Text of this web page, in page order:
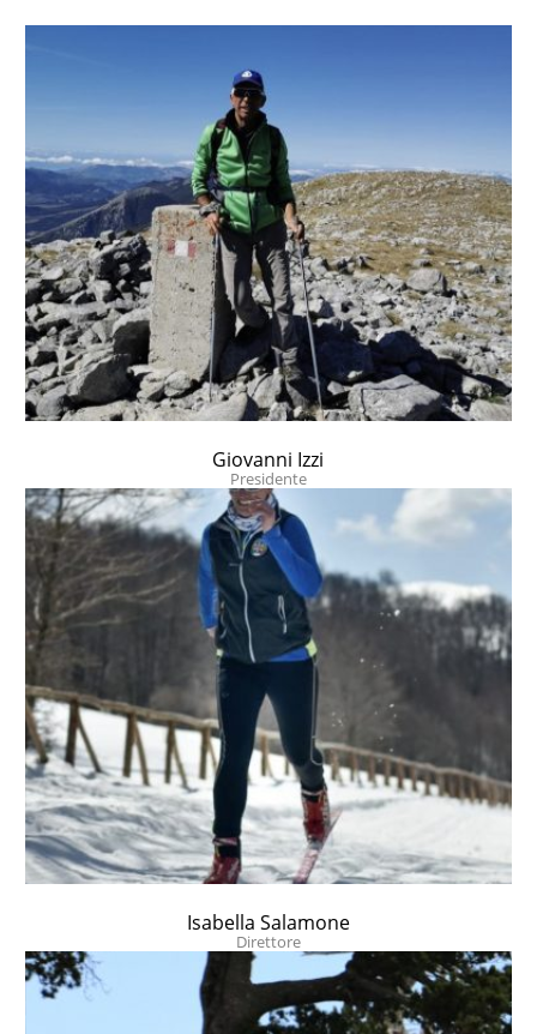
Giovanni Izzi
Presidente
Isabella Salamone
Direttore